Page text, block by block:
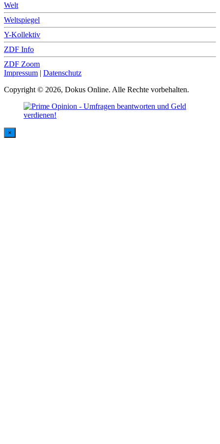
Welt
Weltspiegel
Y-Kollektiv
ZDF Info
ZDF Zoom
Impressum | Datenschutz
Copyright © 2026, Dokus Online. Alle Rechte vorbehalten.
×